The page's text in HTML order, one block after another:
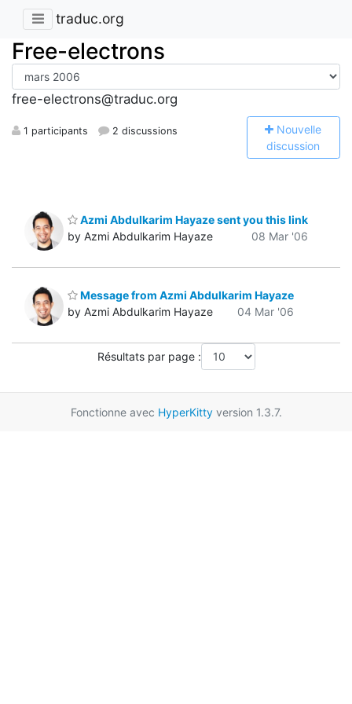
traduc.org
Free-electrons
free-electrons@traduc.org
1 participants 2 discussions Nouvelle
discussion
Azmi Abdulkarim Hayaze sent you this link
by Azmi Abdulkarim Hayaze
08 Mar '06
Message from Azmi Abdulkarim Hayaze
by Azmi Abdulkarim Hayaze
04 Mar '06
Résultats par page :
Fonctionne avec HyperKittyversion 1.3.7.